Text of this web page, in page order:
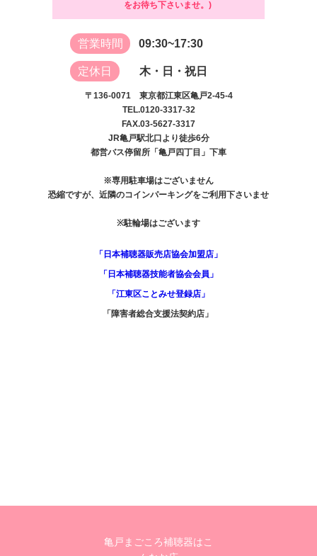
をお待ち下さいませ。)
営業時間 09:30~17:30
定休日 木・日・祝日
〒136-0071 東京都江東区亀戸2-45-4
TEL.0120-3317-32
FAX.03-5627-3317
JR亀戸駅北口より徒歩6分
都営バス停留所「亀戸四丁目」下車
※専用駐車場はございません
恐縮ですが、近隣のコインパーキングをご利用下さいませ
※駐輪場はございます
「日本補聴器販売店協会加盟店」
「日本補聴器技能者協会会員」
「江東区ことみせ登録店」
「障害者総合支援法契約店」
亀戸まごころ補聴器はこ